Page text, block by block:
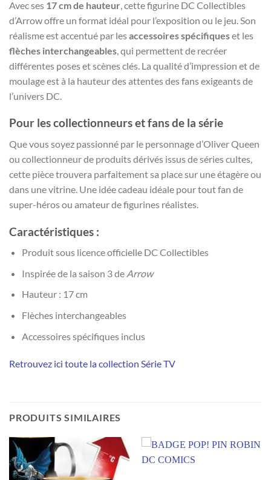
Avec ses 17 cm de hauteur , cette figurine DC Collectibles
d’Arrow offre un format idéal pour l’exposition ou le jeu. Son
réalisme est accentué par lesaccessoires spécifiqueset les
flèches interchangeables , qui permettent de recréer
différentes poses et scènes clés. La qualité d’impression et de
moulage est à la hauteur des attentes des fans exigeants de
l’univers DC.
Pour les collectionneurs et fans de la série
Que vous soyez passionné par le personnage d’Oliver Queen
ou collectionneur de produits dérivés issus de séries cultes,
cette pièce trouvera parfaitement sa place sur une étagère ou
dans une vitrine. Une idée cadeau idéale pour tout fan de
super-héros ou amateur de figurines réalistes.
Caractéristiques :
Produit sous licence officielle DC Collectibles
Inspirée de la saison 3 de Arrow
Hauteur : 17 cm
Flèches interchangeables
Accessoires spécifiques inclus
Retrouvez ici toute la collection Série TV
PRODUITS SIMILAIRES